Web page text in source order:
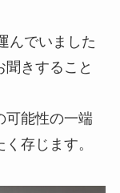
んでいました
きすること
可能性の一端
存じます。